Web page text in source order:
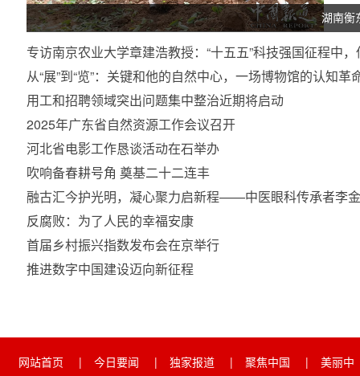
湖南衡
专访南京农业大学章建浩教授：“十五五”科技强国征程中
从“展”到“览”：关键和他的自然中心，一场博物馆的认知革
用工和招聘领域突出问题集中整治近期将启动
2025年广东省自然资源工作会议召开
河北省电影工作恳谈活动在石举办
吹响备春耕号角 奠基二十二连丰
融古汇今护光明，凝心聚力启新程——中医眼科传承者李
反腐败：为了人民的幸福安康
首届乡村振兴指数发布会在京举行
推进数字中国建设迈向新征程
网站首页 | 今日要闻 | 独家报道 | 聚焦中国 |
美丽中